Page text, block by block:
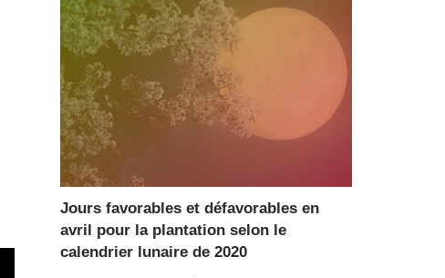
Jours favorables et défavorables en
avril pour la plantation selon le
calendrier lunaire de 2020